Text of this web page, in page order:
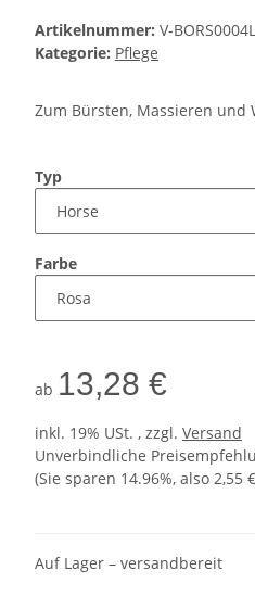
Artikelnummer: V-BORS0004L
Kategorie: Pflege
Zum Bürsten, Massieren und
Typ
Farbe
ab 13,28 €
inkl. 19% USt. , zzgl. Versand
Unverbindliche
(Sie sparen 14.96%, also 2,55 €
Auf Lager – versandbereit